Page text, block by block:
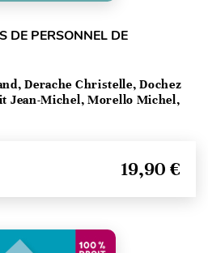
DE PERSONNEL DE
Derache Christelle, Dochez
Jean-Michel, Morello Michel,
19,90 €